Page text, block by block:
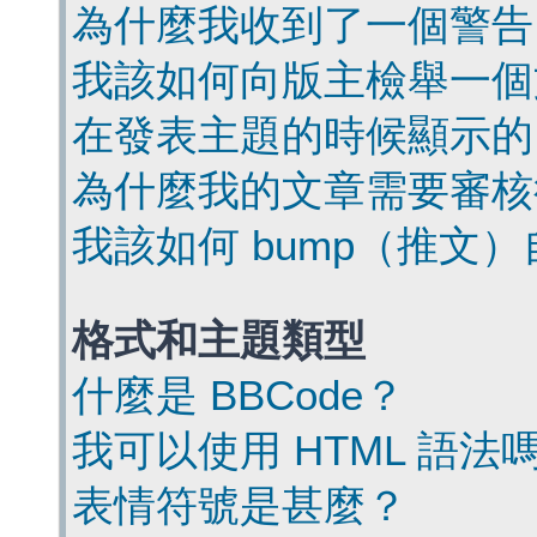
為什麼我收到了一個警
我該如何向版主檢舉一
在發表主題的時候顯示
為什麼我的文章需要審
我該如何 bump（推文
格式和主題類型
什麼是 BBCode？
我可以使用 HTML 語法
表情符號是甚麼？